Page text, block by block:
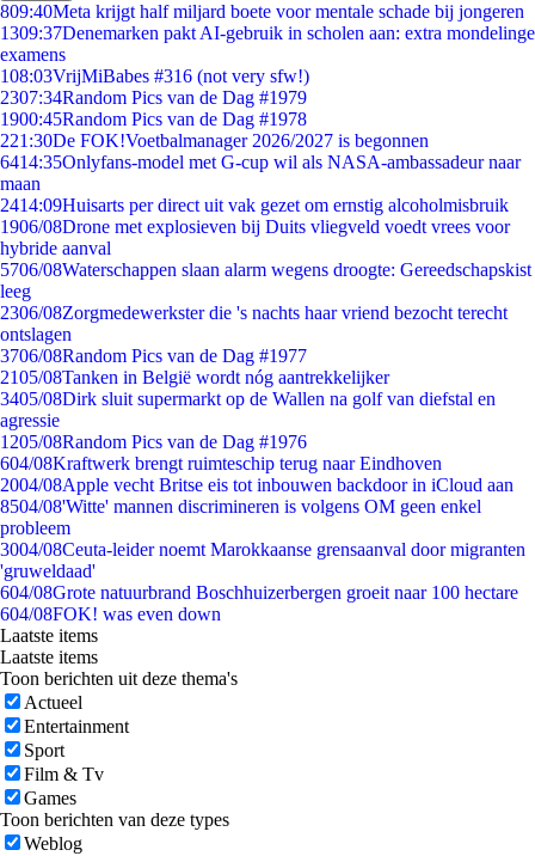
809:40Meta krijgt half miljard boete voor mentale schade bij jongeren
1309:37Denemarken pakt AI-gebruik in scholen aan: extra mondelinge
examens
108:03VrijMiBabes #316 (not very sfw!)
2307:34Random Pics van de Dag #1979
1900:45Random Pics van de Dag #1978
221:30De FOK!Voetbalmanager 2026/2027 is begonnen
6414:35Onlyfans-model met G-cup wil als NASA-ambassadeur naar
maan
2414:09Huisarts per direct uit vak gezet om ernstig alcoholmisbruik
1906/08Drone met explosieven bij Duits vliegveld voedt vrees voor
hybride aanval
5706/08Waterschappen slaan alarm wegens droogte: Gereedschapskist
leeg
2306/08Zorgmedewerkster die 's nachts haar vriend bezocht terecht
ontslagen
3706/08Random Pics van de Dag #1977
2105/08Tanken in België wordt nóg aantrekkelijker
3405/08Dirk sluit supermarkt op de Wallen na golf van diefstal en
agressie
1205/08Random Pics van de Dag #1976
604/08Kraftwerk brengt ruimteschip terug naar Eindhoven
2004/08Apple vecht Britse eis tot inbouwen backdoor in iCloud aan
8504/08'Witte' mannen discrimineren is volgens OM geen enkel
probleem
3004/08Ceuta-leider noemt Marokkaanse grensaanval door migranten
'gruweldaad'
604/08Grote natuurbrand Boschhuizerbergen groeit naar 100 hectare
604/08FOK! was even down
Laatste items
Laatste items
Toon berichten uit deze thema's
Actueel
Entertainment
Sport
Film & Tv
Games
Toon berichten van deze types
Weblog